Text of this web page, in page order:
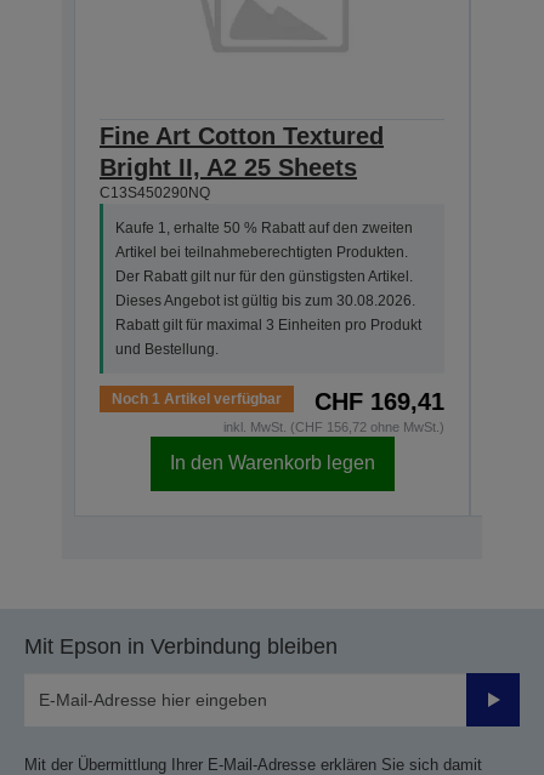
Fine Art Cotton Textured
Bright II, A2 25 Sheets
C13S450290NQ
Kaufe 1, erhalte 50 % Rabatt auf den zweiten
Artikel bei teilnahmeberechtigten Produkten.
Der Rabatt gilt nur für den günstigsten Artikel.
Dieses Angebot ist gültig bis zum 30.08.2026.
Rabatt gilt für maximal 3 Einheiten pro Produkt
und Bestellung.
Noch 1 Artikel verfügbar CHF 169,41
inkl. MwSt. (CHF 156,72 ohne MwSt.)
In den Warenkorb legen
Mit Epson in Verbindung bleiben
Mit der Übermittlung Ihrer E-Mail-Adresse erklären Sie sich damit